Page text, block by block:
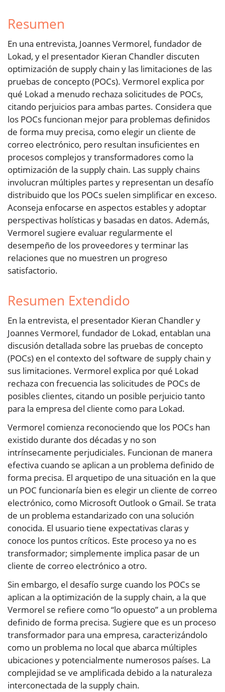
Resumen
En una entrevista, Joannes Vermorel, fundador de
Lokad, y el presentador Kieran Chandler discuten
optimización de supply chain y las limitaciones de las
pruebas de concepto (POCs). Vermorel explica por
qué Lokad a menudo rechaza solicitudes de POCs,
citando perjuicios para ambas partes. Considera que
los POCs funcionan mejor para problemas definidos
de forma muy precisa, como elegir un cliente de
correo electrónico, pero resultan insuficientes en
procesos complejos y transformadores como la
optimización de la supply chain. Las supply chains
involucran múltiples partes y representan un desafío
distribuido que los POCs suelen simplificar en exceso.
Aconseja enfocarse en aspectos estables y adoptar
perspectivas holísticas y basadas en datos. Además,
Vermorel sugiere evaluar regularmente el
desempeño de los proveedores y terminar las
relaciones que no muestren un progreso
satisfactorio.
Resumen Extendido
En la entrevista, el presentador Kieran Chandler y
Joannes Vermorel, fundador de Lokad, entablan una
discusión detallada sobre las pruebas de concepto
(POCs) en el contexto del software de supply chain y
sus limitaciones. Vermorel explica por qué Lokad
rechaza con frecuencia las solicitudes de POCs de
posibles clientes, citando un posible perjuicio tanto
para la empresa del cliente como para Lokad.
Vermorel comienza reconociendo que los POCs han
existido durante dos décadas y no son
intrínsecamente perjudiciales. Funcionan de manera
efectiva cuando se aplican a un problema definido de
forma precisa. El arquetipo de una situación en la que
un POC funcionaría bien es elegir un cliente de correo
electrónico, como Microsoft Outlook o Gmail. Se trata
de un problema estandarizado con una solución
conocida. El usuario tiene expectativas claras y
conoce los puntos críticos. Este proceso ya no es
transformador; simplemente implica pasar de un
cliente de correo electrónico a otro.
Sin embargo, el desafío surge cuando los POCs se
aplican a la optimización de la supply chain, a la que
Vermorel se refiere como “lo opuesto” a un problema
definido de forma precisa. Sugiere que es un proceso
transformador para una empresa, caracterizándolo
como un problema no local que abarca múltiples
ubicaciones y potencialmente numerosos países. La
complejidad se ve amplificada debido a la naturaleza
interconectada de la supply chain.